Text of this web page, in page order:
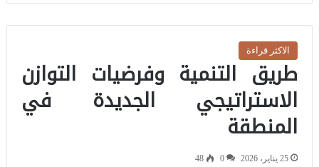
الاكثر قراءة
طريق التنمية وفرضيات التوازن
الاستراتيجي الجديدة في
المنطقة
25 يناير، 2026 0
48